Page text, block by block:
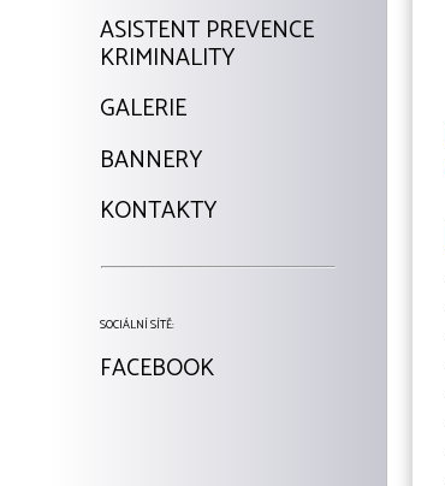
ASISTENT PREVENCE
KRIMINALITY
GALERIE
BANNERY
KONTAKTY
SOCIÁLNÍ SÍTĚ:
FACEBOOK